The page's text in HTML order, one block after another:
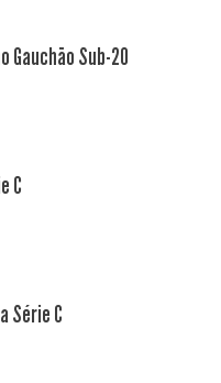
Gauchão Sub-20
C
Série C